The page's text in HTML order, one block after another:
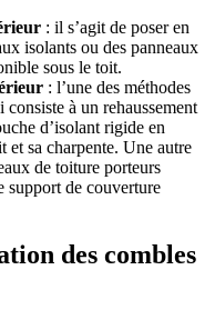
: il s’agit de poser en
isolants ou des panneaux
sous le toit.
: l’une des méthodes
à un rehaussement
d’isolant rigide en
sa charpente. Une autre
de toiture porteurs
support de couverture
des combles